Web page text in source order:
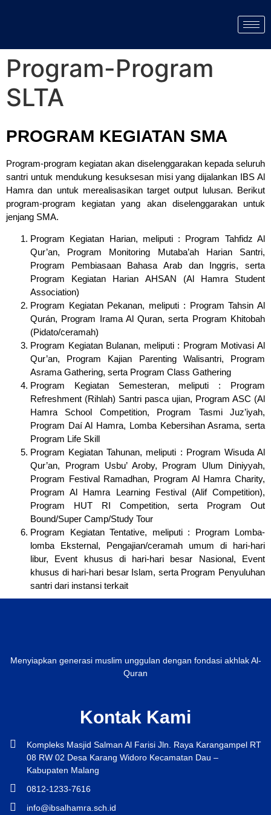
Program-Program
SLTA
PROGRAM KEGIATAN SMA
Program-program kegiatan akan diselenggarakan kepada seluruh
santri untuk mendukung kesuksesan misi yang dijalankan IBS Al
Hamra dan untuk merealisasikan target output lulusan. Berikut
program-program kegiatan yang akan diselenggarakan untuk
jenjang SMA.
Program Kegiatan Harian, meliputi : Program Tahfidz Al
Qur’an, Program Monitoring Mutaba’ah Harian Santri,
Program Pembiasaan Bahasa Arab dan Inggris, serta
Program Kegiatan Harian AHSAN (Al Hamra Student
Association)
Program Kegiatan Pekanan, meliputi : Program Tahsin Al
Qurán, Program Irama Al Quran, serta Program Khitobah
(Pidato/ceramah)
Program Kegiatan Bulanan, meliputi : Program Motivasi Al
Qur’an, Program Kajian Parenting Walisantri, Program
Asrama Gathering, serta Program Class Gathering
Program Kegiatan Semesteran, meliputi : Program
Refreshment (Rihlah) Santri pasca ujian, Program ASC (Al
Hamra School Competition, Program Tasmi Juz’iyah,
Program Daí Al Hamra, Lomba Kebersihan Asrama, serta
Program Life Skill
Program Kegiatan Tahunan, meliputi : Program Wisuda Al
Qur’an, Program Usbu’ Aroby, Program Ulum Diniyyah,
Program Festival Ramadhan, Program Al Hamra Charity,
Program Al Hamra Learning Festival (Alif Competition),
Program HUT RI Competition, serta Program Out
Bound/Super Camp/Study Tour
Program Kegiatan Tentative, meliputi : Program Lomba-
lomba Eksternal, Pengajian/ceramah umum di hari-hari
libur, Event khusus di hari-hari besar Nasional, Event
khusus di hari-hari besar Islam, serta Program Penyuluhan
santri dari instansi terkait
Menyiapkan generasi muslim unggulan dengan fondasi akhlak Al-
Quran
Kontak Kami
Kompleks Masjid Salman Al Farisi Jln. Raya Karangampel RT
08 RW 02 Desa Karang Widoro Kecamatan Dau –
Kabupaten Malang
0812-1233-7616
info@ibsalhamra.sch.id